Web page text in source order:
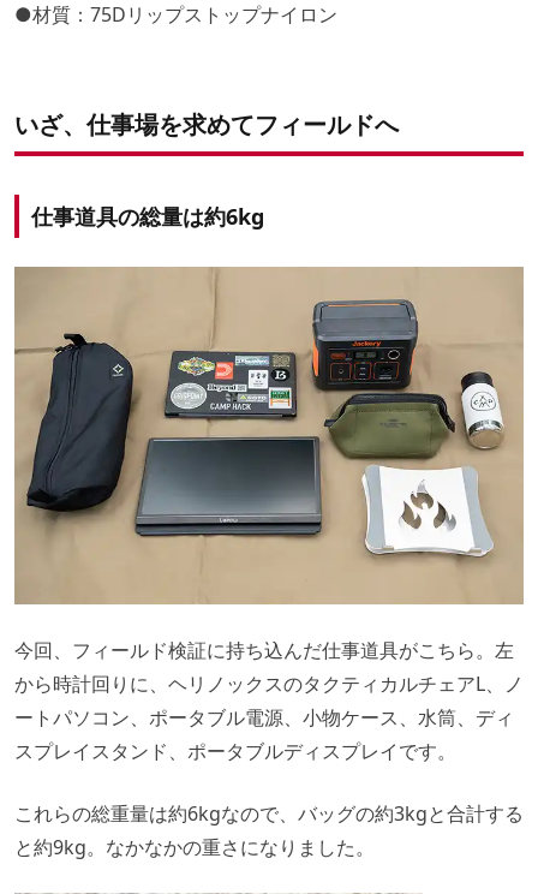
●材質：75Dリップストップナイロン
いざ、仕事場を求めてフィールドへ
仕事道具の総量は約6kg
今回、フィールド検証に持ち込んだ仕事道具がこちら。左
から時計回りに、ヘリノックスのタクティカルチェアL、ノ
ートパソコン、ポータブル電源、小物ケース、水筒、ディ
スプレイスタンド、ポータブルディスプレイです。
これらの総重量は約6kgなので、バッグの約3kgと合計する
と約9kg。なかなかの重さになりました。